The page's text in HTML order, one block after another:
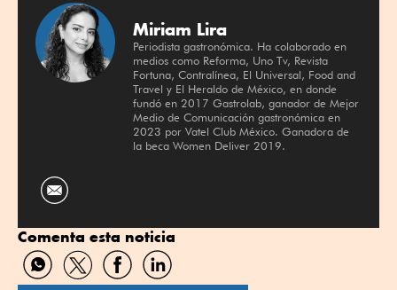
Miriam Lira
Periodista gastronómica. Ha colaborado en
medios como Reforma, Uno Tv, Revista
Fortuna, Contralínea, El Universal, Food and
Travel y El Heraldo de México, en donde
fundó en 2017 Gastrolab, ganador de Mejor
Medio de Comunicación gastronómica en
2023 por Vatel Club México. Ganadora de
la beca Women Deliver 2019.
Comenta esta noticia
CompartirCompartirCompartirCompartir